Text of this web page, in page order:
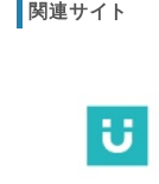
関連サイト